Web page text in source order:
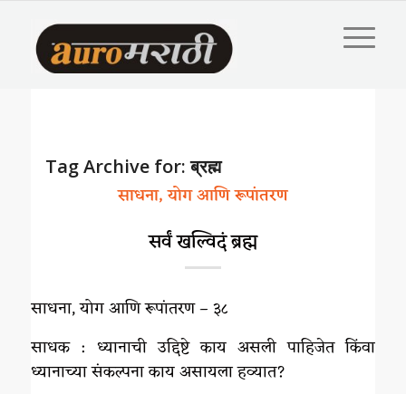
Tag Archive for:ब्रह्म
साधना, योग आणि रूपांतरण
सर्वं खल्विदं ब्रह्म
साधना, योग आणि रूपांतरण – ३८
साधक : ध्यानाची उद्दिष्टे काय असली पाहिजेत किंवा
ध्यानाच्या संकल्पना काय असायला हव्यात?